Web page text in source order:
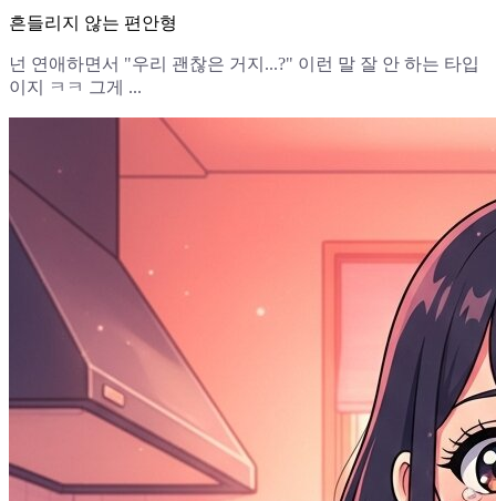
흔들리지 않는 편안형
넌 연애하면서 "우리 괜찮은 거지...?" 이런 말 잘 안 하는 타입
이지 ㅋㅋ 그게 ...